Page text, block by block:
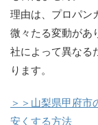
理由は、プロパン
微々たる変動があ
社によって異なる
ります。
＞＞山梨県甲府市
安くする方法